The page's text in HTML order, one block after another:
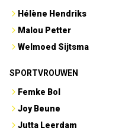
Hélène Hendriks
Malou Petter
Welmoed Sijtsma
SPORTVROUWEN
Femke Bol
Joy Beune
Jutta Leerdam